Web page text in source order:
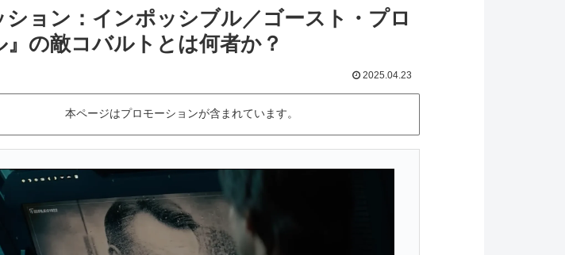
ション：インポッシブル／ゴースト・プロ
』の敵コバルトとは何者か？
2025.04.23
本ページはプロモーションが含まれています。